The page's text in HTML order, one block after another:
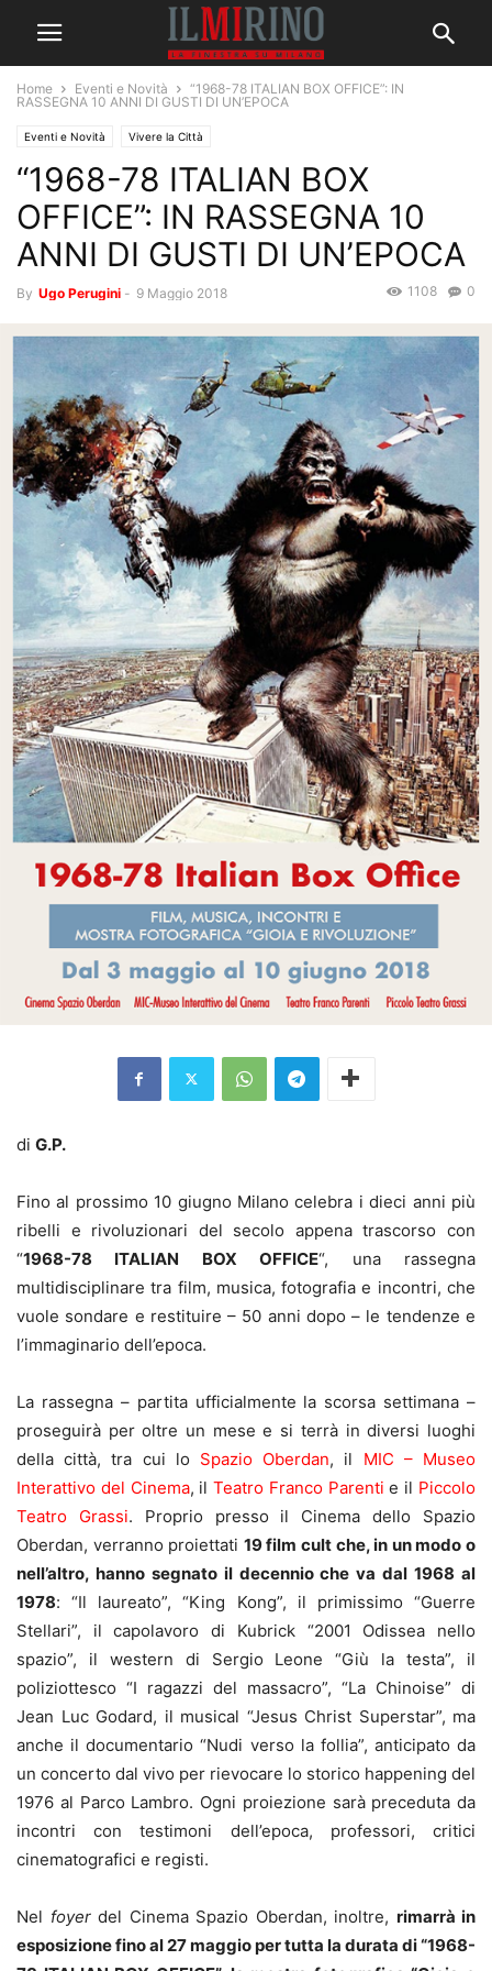
Home Eventi e Novità
“1968-78 ITALIAN BOX OFFICE”: IN
RASSEGNA 10 ANNI DI GUSTI DI UN’EPOCA
Eventi e Novità Vivere la Città
“1968-78 ITALIAN BOX
OFFICE”: IN RASSEGNA 10
ANNI DI GUSTI DI UN’EPOCA
By Ugo Perugini - 9 Maggio 2018 0
1108
di G.P.
Fino al prossimo 10 giugno Milano celebra i dieci anni più
ribelli e rivoluzionari del secolo appena trascorso con
“1968-78 ITALIAN BOX OFFICE“, una rassegna
multidisciplinare tra film, musica, fotografia e incontri, che
vuole sondare e restituire – 50 anni dopo – le tendenze e
l’immaginario dell’epoca.
La rassegna – partita ufficialmente la scorsa settimana –
proseguirà per oltre un mese e si terrà in diversi luoghi
della città, tra cui lo Spazio Oberdan, il MIC – Museo
Interattivo del Cinema, ilTeatro Franco Parenti e il Piccolo
Teatro Grassi. Proprio presso il Cinema dello Spazio
Oberdan, verranno proiettati 19 film cult che, in un modo o
nell’altro, hanno segnato il decennio che va dal 1968 al
1978: “Il laureato”, “King Kong”, il primissimo “Guerre
Stellari”, il capolavoro di Kubrick “2001 Odissea nello
spazio”, il western di Sergio Leone “Giù la testa”, il
poliziottesco “I ragazzi del massacro”, “La Chinoise” di
Jean Luc Godard, il musical “Jesus Christ Superstar”, ma
anche il documentario “Nudi verso la follia”, anticipato da
un concerto dal vivo per rievocare lo storico happening del
1976 al Parco Lambro. Ogni proiezione sarà preceduta da
incontri con testimoni dell’epoca, professori, critici
cinematografici e registi.
Nel foyerdel Cinema Spazio Oberdan, inoltre, rimarrà in
esposizione fino al 27 maggio per tutta la durata di “1968-